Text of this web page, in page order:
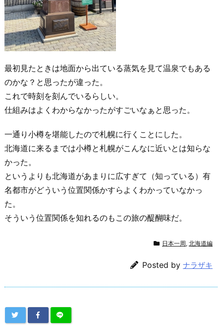
最初見たときは地面から出ている蒸気を見て温泉でもある
のかな？と思ったが違った。
これで時刻を刻んでいるらしい。
仕組みはよくわからなかったがすごいなぁと思った。
一通り小樽を堪能したので札幌に行くことにした。
北海道に来るまでは小樽と札幌がこんなに近いとは知らな
かった。
というよりも北海道があまりに広すぎて（知っている）有
名都市がどういう位置関係かすらよくわかっていなかっ
た。
そういう位置関係を知れるのもこの旅の醍醐味だ。
日本一周, 北海道編
Posted by ナラザキ